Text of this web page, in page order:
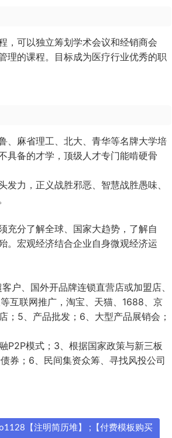
，可以独立筹划学术会议和经销商会
理的课程。目标成为医疗行业优秀的职
、麻省理工、北大、青华等名牌大学培
具备的才学，顶级人才专门能啃硬骨
力，正义战胜邪恶、智慧战胜愚味、
充分了解全球、国家大趋势，了解自
。宏观经济结合企业自身微观经济运
户、国外开品牌连锁直营店或加盟店、
互联网推广，淘宝、天猫、1688、京
5、产品批发；6、大型产品展销会；
P2P模式；3、根据国家政策与新三板
券；6、民间集资众筹、寻找风投公司
【注明简历堆】 ;【付费模板购买